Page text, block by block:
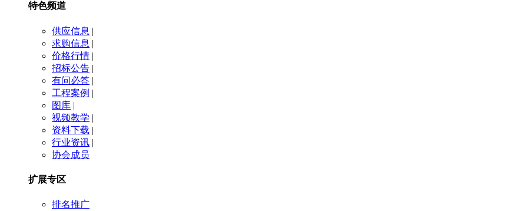
特色频道
供应信息 |
求购信息 |
价格行情 |
招标公告 |
有问必答 |
工程案例 |
图库 |
视频教学 |
资料下载 |
行业资讯 |
协会成员
扩展专区
排名推广